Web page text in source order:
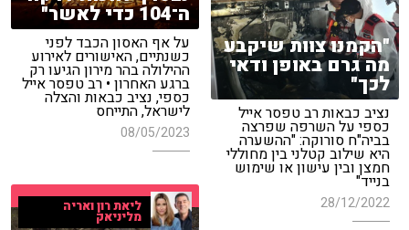
ה־104 כדי לאשר"
על אף האסון הכבד לפני
כשנתיים, האישורים לאירוע
ההילולה בהר מירון הגיעו רק
ברגע האחרון • רב טפסר אייל
כספי, נציב כבאות והצלה
לישראל, התייחס
08/05/2023
"הקמנו צוות שיקבע
מה גרם באופן ודאי
לכך"
נציב כבאות רב טפסר אייל
כספי על השרפה שפרצה
בביה"ח סורוקה: "ההשערה
היא שילוב קטלני בין מחוללי
חמצן ובין עישון או שימוש
בנייד"
28/12/2022 ליאת רון ואריה
מליניאק